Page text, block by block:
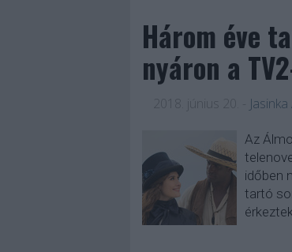
Három éve
nyáron a
2018. június 20.
Az
időben
tartó